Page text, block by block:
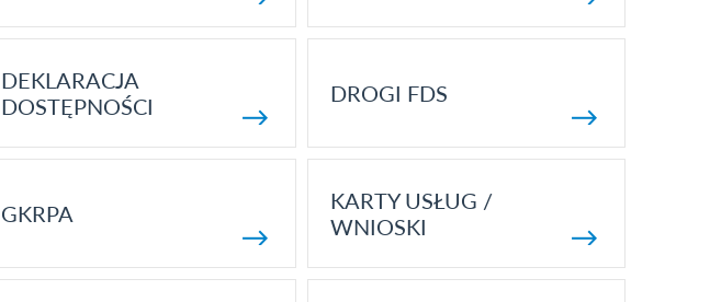
DEKLARACJA
DOSTĘPNOŚCI
DROGI FDS
GKRPA
KARTY USŁUG /
WNIOSKI